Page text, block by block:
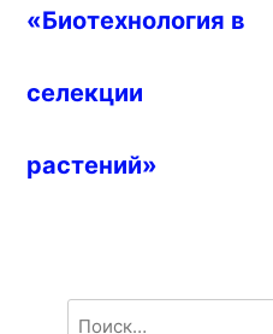
«Биотехнология в
селекции
растений»
Найти: